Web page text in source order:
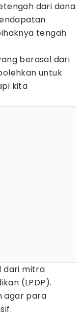
dari dana
tengah
berasal dari
untuk
kita
dari mitra
(LPDP).
agar para